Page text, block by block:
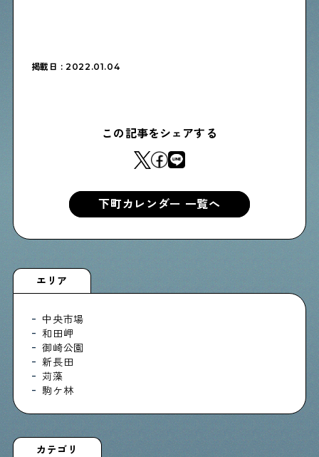
下町マップ
掲載日 : 2022.01.04
この記事をシェアする
下町カレンダー 一覧へ
エリア
中央市場
和田岬
御崎公園
新長田
苅藻
駒ケ林
カテゴリ